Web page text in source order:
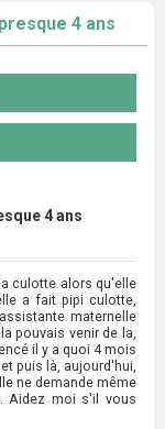
4 ans
4 ans
culotte alors qu'elle
a fait pipi culotte,
maternelle
pouvais venir de la,
il y a quoi 4 mois
puis là, aujourd'hui,
ne demande même
Aidez moi s'il vous